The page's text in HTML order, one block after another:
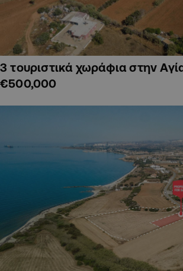
3 τουριστικά χωράφια στην
€500,000